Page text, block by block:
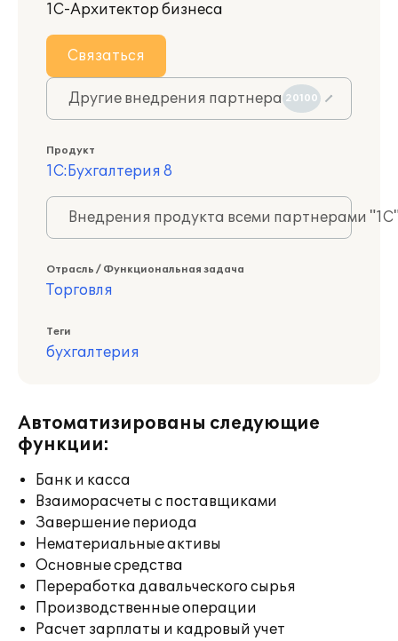
1С-Архитектор бизнеса
Связаться
Другие внедрения партнера 20100
Продукт
1С:Бухгалтерия 8
Внедрения продукта всеми партнерами
Отрасль / Функциональная задача
Торговля
Теги
бухгалтерия
Автоматизированы следующие
функции:
Банк и касса
Взаиморасчеты с поставщиками
Завершение периода
Нематериальные активы
Основные средства
Переработка давальческого сырья
Производственные операции
Расчет зарплаты и кадровый учет